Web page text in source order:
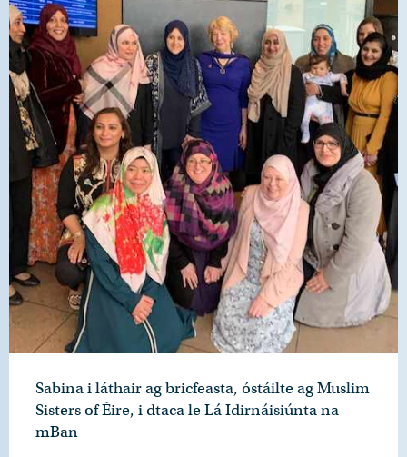
Sabina i láthair ag bricfeasta, óstáilte ag Muslim
Sisters of Éire, i dtaca le Lá Idirnáisiúnta na
mBan